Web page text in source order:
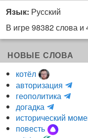
Язык: Русский
В игре 98382 слова и
НОВЫЕ СЛОВА
котёл
авторизация
и
о
геополитика
H
d
догадка
m
a
r
исторический
повесть